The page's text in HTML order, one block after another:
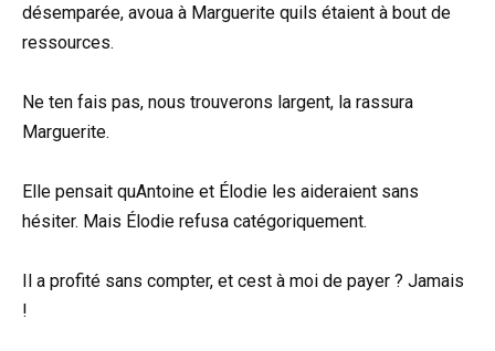
désemparée, avoua à Marguerite quils étaient à bout de
ressources.
Ne ten fais pas, nous trouverons largent, la rassura
Marguerite.
Elle pensait quAntoine et Élodie les aideraient sans
hésiter. Mais Élodie refusa catégoriquement.
Il a profité sans compter, et cest à moi de payer ? Jamais
!